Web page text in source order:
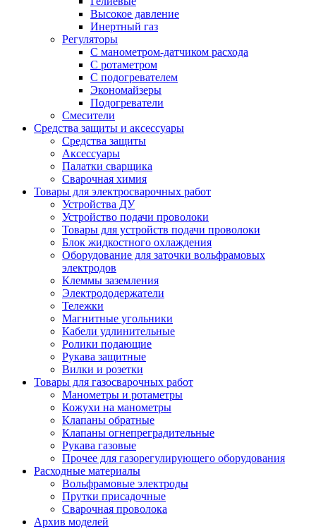
Высокое давление
Инертный газ
Регуляторы
С манометром-датчиком расхода
С ротаметром
С подогревателем
Экономайзеры
Подогреватели
Смесители
Средства защиты и аксессуары
Средства защиты
Аксессуары
Палатки сварщика
Сварочная химия
Товары для электросварочных работ
Устройства ДУ
Устройство подачи проволоки
Товары для устройств подачи проволоки
Блок жидкостного охлаждения
Оборудование для заточки вольфрамовых
электродов
Клеммы заземления
Электрододержатели
Тележки
Магнитные угольники
Кабели удлинительные
Ролики подающие
Рукава защитные
Вилки и розетки
Товары для газосварочных работ
Манометры и ротаметры
Кожухи на манометры
Клапаны обратные
Клапаны огнепреградительные
Рукава газовые
Прочее для газорегулирующего оборудования
Расходные материалы
Вольфрамовые электроды
Прутки присадочные
Сварочная проволока
Архив моделей